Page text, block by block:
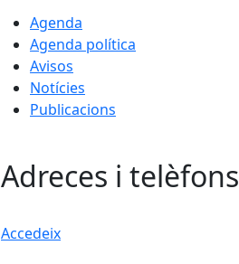
Agenda
Agenda política
Avisos
Notícies
Publicacions
Adreces i telèfons
Accedeix